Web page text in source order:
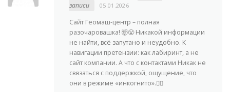
записи
05.01.2026
Сайт Геомаш-центр – полная
разочаровашка! 🤯😤 Никакой информации
не найти, всё запутано и неудобно. К
навигации претензии: как лабиринт, а не
сайт компании. А что с контактами Никак не
связаться с поддержкой, ощущение, что
они в режиме «инкогнито».🤦‍♂️